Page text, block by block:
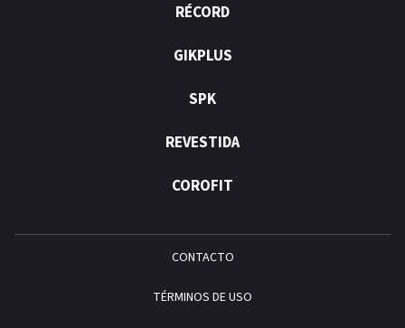
RÉCORD
GIKPLUS
SPK
REVESTIDA
COROFIT
CONTACTO
TÉRMINOS DE USO